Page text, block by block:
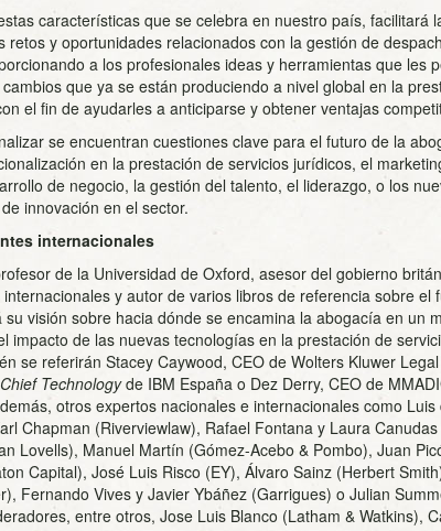
características que se celebra en nuestro país, facilitará
retos y oportunidades relacionados con la gestión de
a los profesionales ideas y herramientas que les
que ya se están produciendo a nivel global en la
el fin de ayudarles a anticiparse y obtener ventajas
se encuentran cuestiones clave para el futuro de la
en la prestación de servicios jurídicos, el
de negocio, la gestión del talento, el liderazgo, o los
innovación en el sector.
internacionales
de la Universidad de Oxford, asesor del gobierno
y autor de varios libros de referencia sobre el
visión sobre hacia dónde se encamina la abogacía en un
impacto de las nuevas tecnologías en la prestación de
se referirán Stacey Caywood, CEO de Wolters Kluwer
Technologyde IBM España o Dez Derry, CEO de
otros expertos nacionales e internacionales como Luis
Chapman (Riverviewlaw), Rafael Fontana y Laura
Lovells), Manuel Martín (Gómez-Acebo & Pombo), Juan
Capital), José Luis Risco (EY), Álvaro Sainz (Herbert
Fernando Vives y Javier Ybáñez (Garrigues) o Julian
entre otros, Jose Luis Blanco (Latham & Watkins),